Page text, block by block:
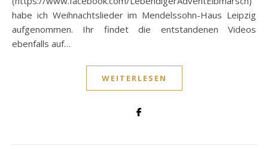
habe ich Weihnachtslieder im Mendelssohn-Haus Leipzig
aufgenommen. Ihr findet die entstandenen Videos
ebenfalls auf…
WEITERLESEN